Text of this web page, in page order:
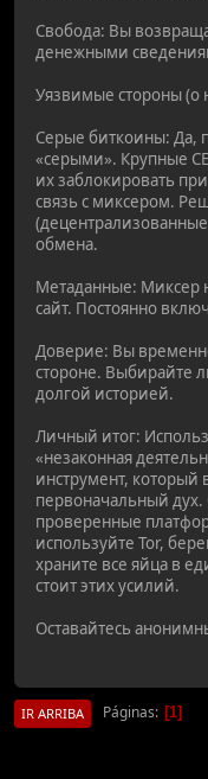
Свобода: Вы
денежными
Уязвимые стороны (о
Серые биткоины: Да,
«серыми». Крупные
их заблокировать
связь с миксером.
обмена.
Метаданные: Миксер
сайт. Постоянно
Доверие: Вы
стороне. Выбирайте
долгой историей.
Личный итог:
«незаконная
инструмент, который
первоначальный
проверенные
используйте Tor,
храните все яйца в
стоит этих усилий.
Оставайтесь
IR ARRIBA Páginas 1